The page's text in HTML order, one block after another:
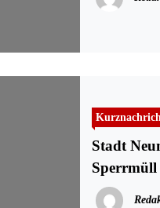
Stadt
Sperrmüll